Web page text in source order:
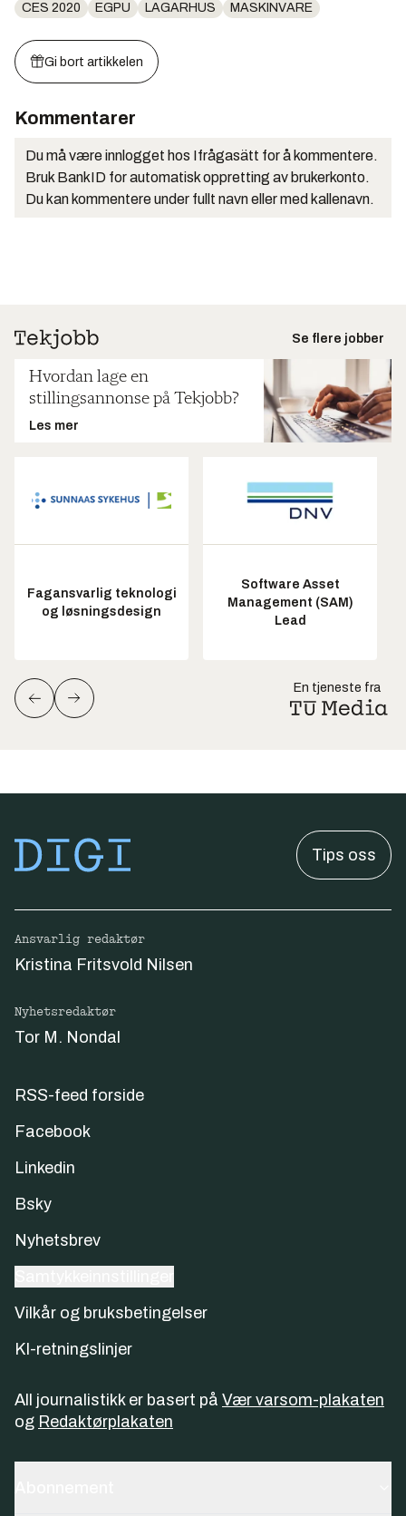
CES 2020 EGPU LAGARHUS MASKINVARE
Gi bort artikkelen
Kommentarer
Du må være innlogget hos Ifrågasätt for å kommentere.
Bruk BankID for automatisk oppretting av brukerkonto.
Du kan kommentere under fullt navn eller med kallenavn.
Se flere jobber
Hvordan lage en
stillingsannonse på Tekjobb?
Les mer
Fagansvarlig teknologi
og løsningsdesign
Software Asset
Management (SAM)
Lead
En tjeneste fra
Tips oss
Ansvarlig redaktør
Kristina Fritsvold Nilsen
Nyhetsredaktør
Tor M. Nondal
RSS-feed forside
Facebook
Linkedin
Bsky
Nyhetsbrev
Vilkår og bruksbetingelser
KI-retningslinjer
All journalistikk er basert på Vær varsom-plakaten
og Redaktørplakaten